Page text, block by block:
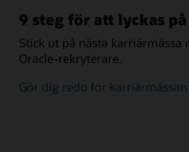
9 steg för att lyckas
Stick ut på nästa karriärmässa
Oracle-rekryterare.
Gör dig redo för karriärmässan